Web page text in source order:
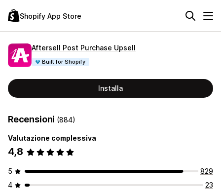
Shopify App Store
Aftersell Post Purchase Upsell
Built for Shopify
Installa
Recensioni (884)
Valutazione complessiva
4,8
5
829
4
23